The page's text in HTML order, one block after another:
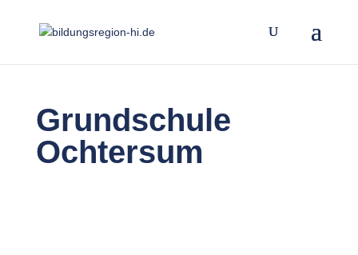
Grundschule
Ochtersum